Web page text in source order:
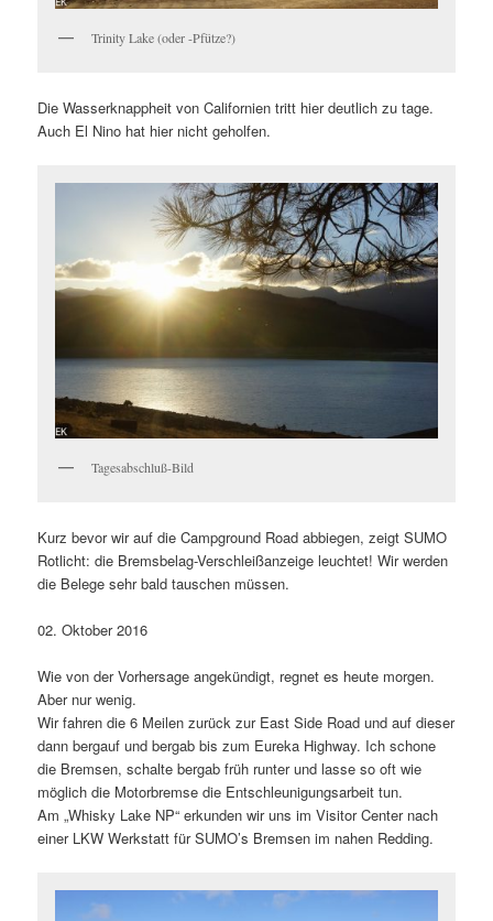
Trinity Lake (oder -Pfütze?)
Die Wasserknappheit von Californien tritt hier deutlich zu tage.
Auch El Nino hat hier nicht geholfen.
Tagesabschluß-Bild
Kurz bevor wir auf die Campground Road abbiegen, zeigt SUMO
Rotlicht: die Bremsbelag-Verschleißanzeige leuchtet! Wir werden
die Belege sehr bald tauschen müssen.
02. Oktober 2016
Wie von der Vorhersage angekündigt, regnet es heute morgen.
Aber nur wenig.
Wir fahren die 6 Meilen zurück zur East Side Road und auf dieser
dann bergauf und bergab bis zum Eureka Highway. Ich schone
die Bremsen, schalte bergab früh runter und lasse so oft wie
möglich die Motorbremse die Entschleunigungsarbeit tun.
Am „Whisky Lake NP“ erkunden wir uns im Visitor Center nach
einer LKW Werkstatt für SUMO’s Bremsen im nahen Redding.